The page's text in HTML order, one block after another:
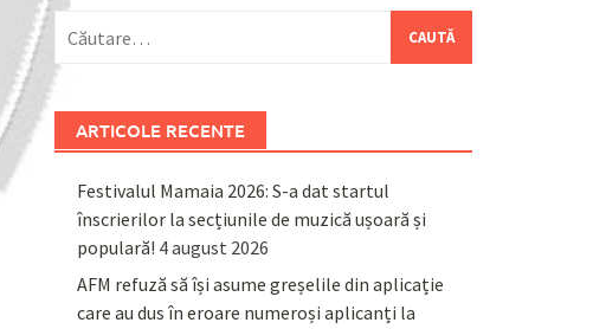
după:
ARTICOLE RECENTE
Festivalul Mamaia 2026: S-a dat startul
înscrierilor la secțiunile de muzică ușoară și
populară! 4 august 2026
AFM refuză să își asume greșelile din aplicație
care au dus în eroare numeroși aplicanți la